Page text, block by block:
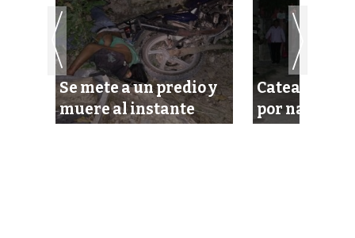
Se mete a un predio y
muere al instante
Catean un
por